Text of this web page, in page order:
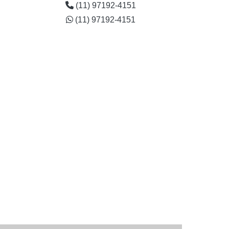
(11) 97192-4151
(11) 97192-4151